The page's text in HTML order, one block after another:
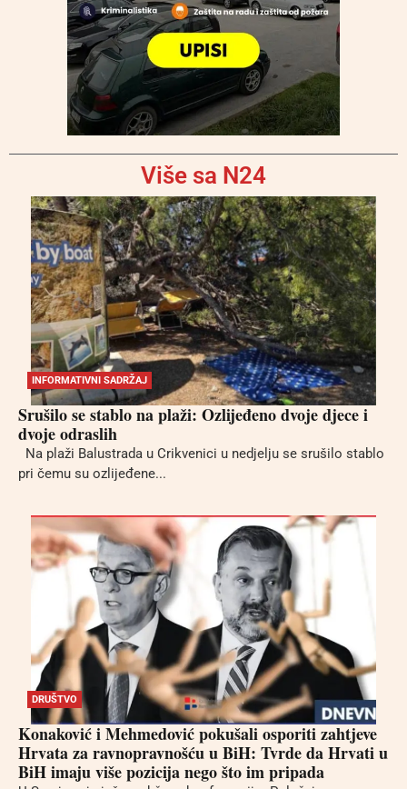
Više sa N24
INFORMATIVNI SADRŽAJ
Srušilo se stablo na plaži: Ozlijeđeno dvoje djece i
dvoje odraslih
Na plaži Balustrada u Crikvenici u nedjelju se srušilo stablo
pri čemu su ozlijeđene...
DRUŠTVO
Konaković i Mehmedović pokušali osporiti zahtjeve
Hrvata za ravnopravnošću u BiH: Tvrde da Hrvati u
BiH imaju više pozicija nego što im pripada